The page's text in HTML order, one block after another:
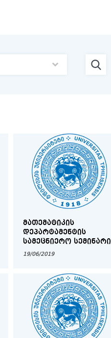
ᲛᲐᲗᲔᲛᲐᲢᲘᲙᲘᲡ
ᲓᲔᲞᲐᲠᲢᲐᲛᲔᲜᲢᲘᲡ
ᲡᲐᲛᲔᲪᲜᲘᲔᲠᲝ ᲡᲔᲛᲘᲜᲐᲠᲘ
19/06/2019